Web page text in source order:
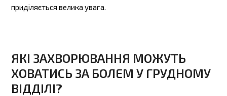
приділяється велика увага.
ЯКІ ЗАХВОРЮВАННЯ МОЖУТЬ
ХОВАТИСЬ ЗА БОЛЕМ У ГРУДНОМУ
ВІДДІЛІ?